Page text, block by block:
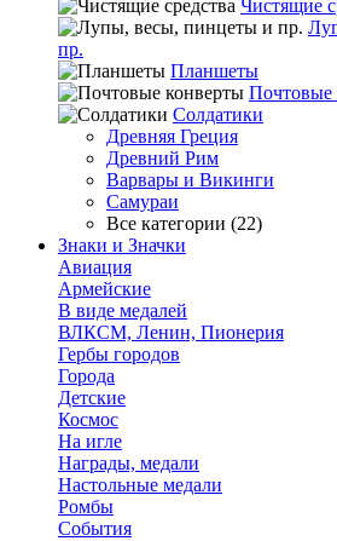
Чистящие
пр.
Планшеты
Почтовые
Солдатики
Древняя Греция
Древний Рим
Варвары и Викинги
Самураи
Все категории (22)
Знаки и Значки
Авиация
Армейские
В виде медалей
ВЛКСМ, Ленин, Пионерия
Гербы городов
Города
Детские
Космос
На игле
Награды, медали
Настольные медали
Ромбы
События